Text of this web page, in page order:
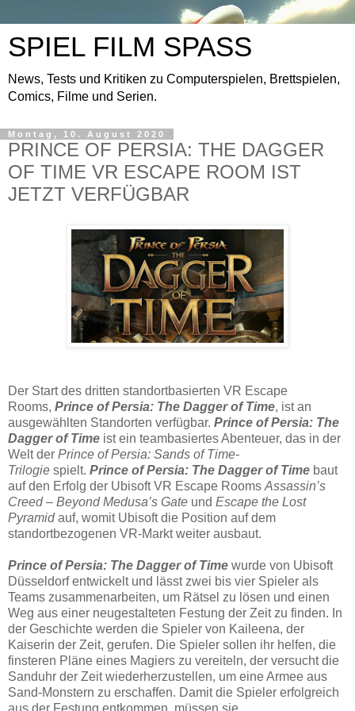
SPIEL FILM SPASS
News, Tests und Kritiken zu Computerspielen, Brettspielen,
Comics, Filme und Serien.
Montag, 10. August 2020
PRINCE OF PERSIA: THE DAGGER
OF TIME VR ESCAPE ROOM IST
JETZT VERFÜGBAR
Der Start des dritten standortbasierten VR Escape
Rooms, Prince of Persia: The Dagger of Time, ist an
ausgewählten Standorten verfügbar. Prince of Persia: The
Dagger of Time ist ein teambasiertes Abenteuer, das in der
Welt der Prince of Persia: Sands of Time-
Trilogie spielt. Prince of Persia: The Dagger of Time baut
auf den Erfolg der Ubisoft VR Escape Rooms Assassin’s
Creed – Beyond Medusa’s Gate und Escape the Lost
Pyramidauf, womit Ubisoft die Position auf dem
standortbezogenen VR-Markt weiter ausbaut.
Prince of Persia: The Dagger of Time wurde von Ubisoft
Düsseldorf entwickelt und lässt zwei bis vier Spieler als
Teams zusammenarbeiten, um Rätsel zu lösen und einen
Weg aus einer neugestalteten Festung der Zeit zu finden. In
der Geschichte werden die Spieler von Kaileena, der
Kaiserin der Zeit, gerufen. Die Spieler sollen ihr helfen, die
finsteren Pläne eines Magiers zu vereiteln, der versucht die
Sanduhr der Zeit wiederherzustellen, um eine Armee aus
Sand-Monstern zu erschaffen. Damit die Spieler erfolgreich